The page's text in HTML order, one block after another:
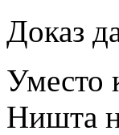
Доказ
Уместо
Ништа